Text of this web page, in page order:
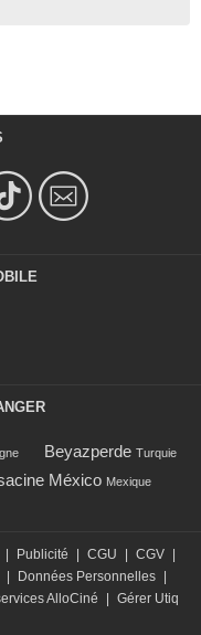
Beyazperde Turquie
México Mexique
Publicité CGU CGV
Données Personnelles
AlloCiné
Gérer Utiq